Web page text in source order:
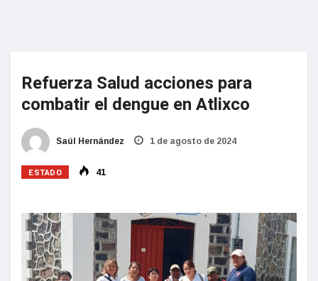
Refuerza Salud acciones para
combatir el dengue en Atlixco
Saúl Hernández 1 de agosto de 2024
ESTADO 41